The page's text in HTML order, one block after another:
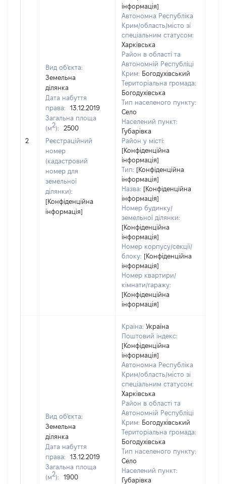
2
Вид об'єкта:
Земельна
ділянка
Дата набуття
права:
13.12.2019
Загальна площа
(м2):
2500
Реєстраційний
номер
(кадастровий
номер для
земельної
ділянки):
[Конфіденційна
інформація]
інформація]
Автономна Республіка
Крим/область/місто зі
спеціальним статусом:
Харківська
Район в області та
Автономній Республіці
Крим: Богодухівський
Територіальна громада:
Богодухівська
Тип населеного пункту:
Село
Населений пункт:
Губарівка
Район у місті:
[Конфіденційна
інформація]
Тип: [Конфіденційна
інформація]
Назва: [Конфіденційна
інформація]
Номер будинку/
земельної ділянки:
[Конфіденційна
інформація]
Номер корпусу/секції/
блоку: [Конфіденційна
інформація]
Номер квартири/
кімнати/гаражу:
[Конфіденційна
інформація]
Вид об'єкта:
Земельна
ділянка
Дата набуття
права:
13.12.2019
Загальна площа
(м2):
1900
Країна: Україна
Поштовий індекс:
[Конфіденційна
інформація]
Автономна Республіка
Крим/область/місто зі
спеціальним статусом:
Харківська
Район в області та
Автономній Республіці
Крим: Богодухівський
Територіальна громада:
Богодухівська
Тип населеного пункту:
Село
Населений пункт:
Губарівка